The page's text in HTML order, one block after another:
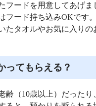
フードを用意してあげま
フード持ち込みOKです。
たタオルやお気に入り
ってもらえる？
齢（10歳以上）だった